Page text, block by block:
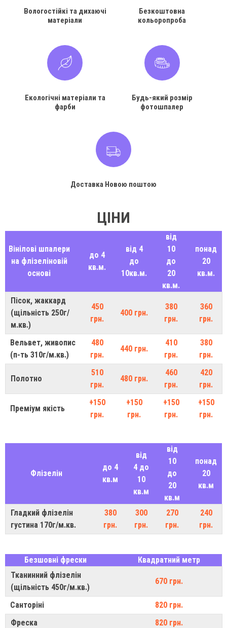
Вологостійкі та дихаючі
матеріали
Безкоштовна
кольоропроба
Екологічні матеріали та
фарби
Будь-який розмір
фотошпалер
Доставка Новою поштою
ЦІНИ
Вінілові шпалери
на флізеліновій
основі
до 4
кв.м.
від 4
до
10кв.м.
від
10
до
20
кв.м.
понад
20
кв.м.
Пісок, жаккард
(щільність 250г/
м.кв.)
450
грн.
400 грн.
380
грн.
360
грн.
Вельвет, живопис
(п-ть 310г/м.кв.)
480
грн.
440 грн.
410
грн.
380
грн.
Полотно
510
грн.
480 грн.
460
грн.
420
грн.
Преміум якість
+150
грн.
+150
грн.
+150
грн.
+150
грн.
Флізелін
до 4
кв.м
від
4 до
10
кв.м
від
10
до
20
кв.м
понад
20
кв.м
Гладкий флізелін
густина 170г/м.кв.
380
грн.
300
грн.
270
грн.
240
грн.
Безшовні фрески
Квадратний метр
Тканинний флізелін
(щільність 450г/м.кв.)
670 грн.
Санторіні
820 грн.
Фреска
820 грн.